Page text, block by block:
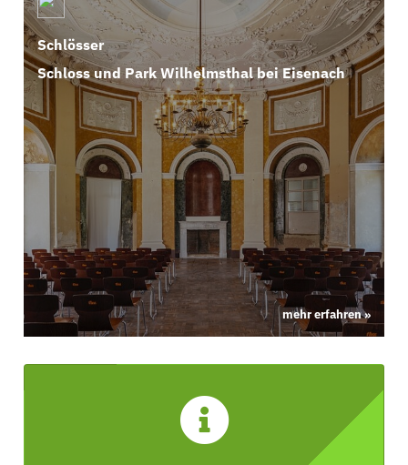
Schlösser
Schloss und Park Wilhelmsthal bei Eisenach
mehr erfahren »